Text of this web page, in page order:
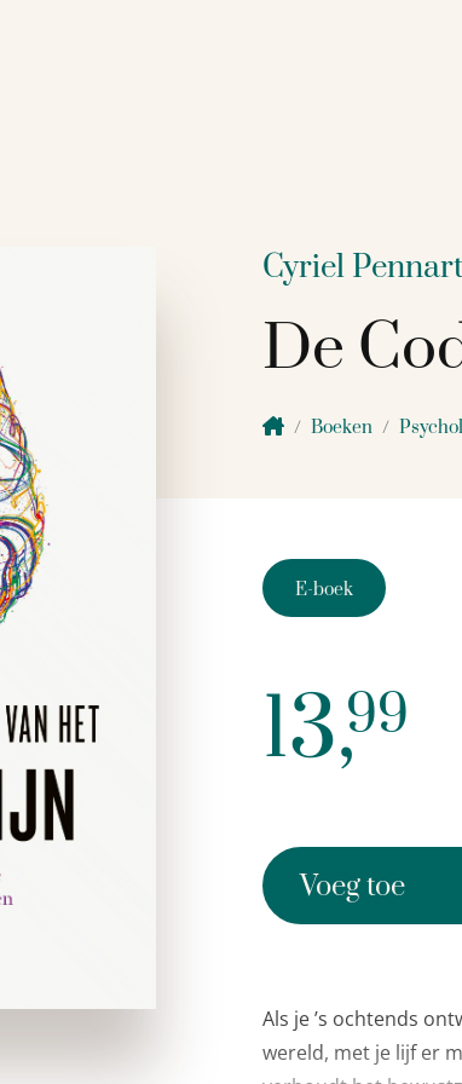
Cyriel
De
Boeken
E-boek
13,99
Voeg toe
Als je ’s ochtends
wereld, met je lijf er